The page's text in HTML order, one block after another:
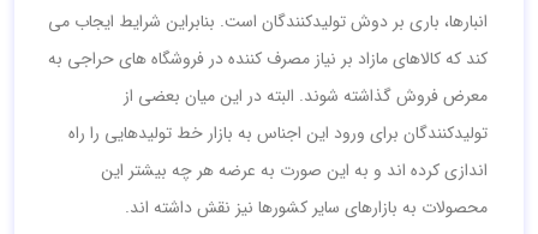
انبارها، باری بر دوش تولیدکنندگان است. بنابراین شرایط ایجاب می
کند که کالاهای مازاد بر نیاز مصرف کننده در فروشگاه های حراجی به
معرض فروش گذاشته شوند. البته در این میان بعضی از
تولیدکنندگان برای ورود این اجناس به بازار خط تولیدهایی را راه
اندازی کرده اند و به این صورت به عرضه هر چه بیشتر این
محصولات به بازارهای سایر کشورها نیز نقش داشته اند.